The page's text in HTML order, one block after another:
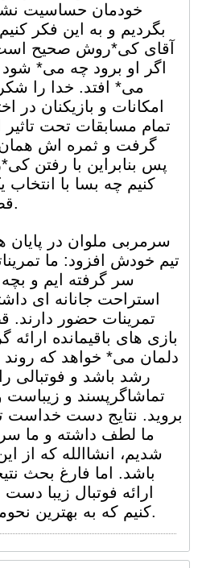
خودمان حساسیت
بگردیم و به این فکر
آقای کی*روش صحیح است
اگر او برود چه می* شود
می* افتد. خدا را
امکانات و بازیکنان
تمام مسابقات تحت تاثیر
گرفت و ثمره اش همان
پس بنابراین با رفتن
کنیم چه بسا با انتخاب
قضیه سود هم می* بریم.
سرمربی ملوان در پایان
تیم خودش افزود: ما
سر گرفته ایم و
استراحت جانانه ای
تمرینات حضور دارند.
بازی های باقیمانده
دلمان می* خواهد که روند
رشد باشد و فوتبالی
تماشاگرپسند و
بروید. نتایج دست خداست
ما لطف داشته و ما
شدیم، انشاالله که از
باشد. اما فارغ بحث
ارائه فوتبال
کنیم که به بهترین نحوممکن آن را انجام دهیم.